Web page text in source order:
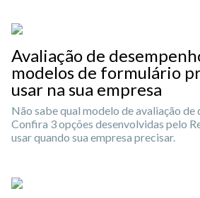
Avaliação de
modelos de formulário
usar na sua empresa
Não sabe qual modelo de avaliação de
Confira 3 opções desenvolvidas pelo
usar quando sua empresa precisar.